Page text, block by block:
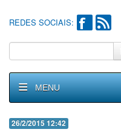
REDES SOCIAIS:
MENU
26/2/2015 12:42